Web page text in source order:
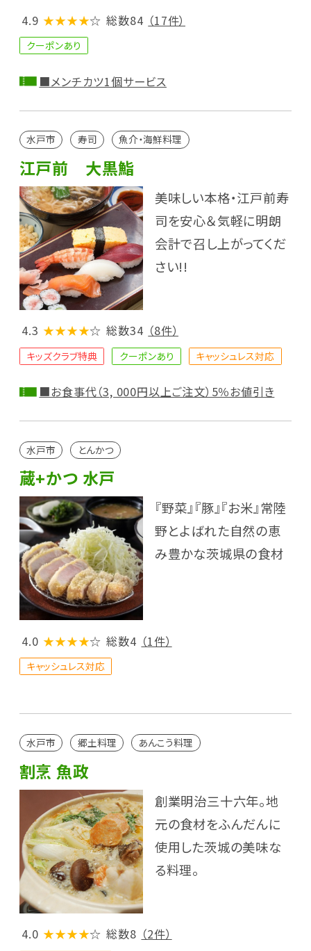
4.9 ★★★★☆ 総数84 （17件）
クーポンあり
■メンチカツ1個サービス
水戸市 寿司 魚介・海鮮料理
江戸前 大黒鮨
美味しい本格・江戸前寿
司を安心＆気軽に明朗
会計で召し上がってくだ
さい!!
4.3 ★★★★☆ 総数34 （8件）
キッズクラブ特典 クーポンあり キャッシュレス対応
■お食事代（3, 000円以上ご注文）5％お値引き
水戸市 とんかつ
蔵+かつ 水戸
『野菜』『豚』『お米』常陸
野とよばれた自然の恵
み豊かな茨城県の食材
4.0 ★★★★☆ 総数4 （1件）
キャッシュレス対応
水戸市 郷土料理 あんこう料理
割烹 魚政
創業明治三十六年。地
元の食材をふんだんに
使用した茨城の美味な
る料理。
4.0 ★★★★☆ 総数8 （2件）